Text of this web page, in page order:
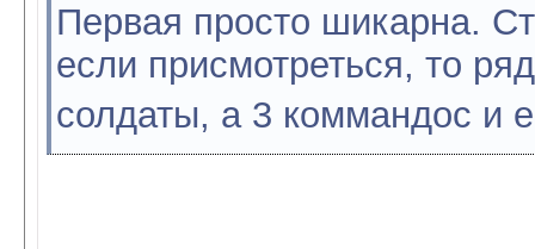
Первая просто шикарна.
если присмотреться, то
солдаты, а 3 коммандос и